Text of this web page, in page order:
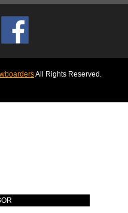
All Rights Reserved.